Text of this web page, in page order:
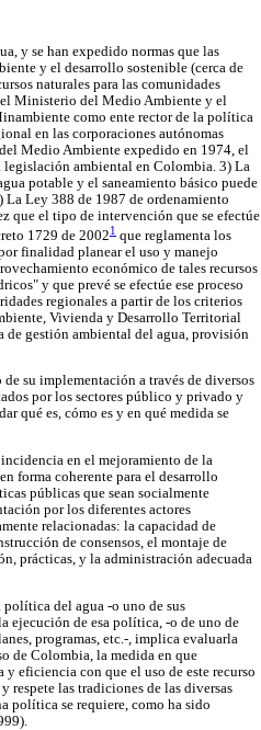
y se han expedido normas que las
y el desarrollo sostenible (cerca de
naturales para las comunidades
Ministerio del Medio Ambiente y el
como ente rector de la política
en las corporaciones autónomas
Medio Ambiente expedido en 1974, el
ambiental en Colombia. 3) La
potable y el saneamiento básico puede
La Ley 388 de 1987 de ordenamiento
que el tipo de intervención que se efectúe
1729 de 20021 que reglamenta los
finalidad planear el uso y manejo
económico de tales recursos
y que prevé se efectúe ese proceso
regionales a partir de los criterios
Vivienda y Desarrollo Territorial
de gestión ambiental del agua, provisión
su implementación a través de diversos
por los sectores público y privado y
qué es, cómo es y en qué medida se
en el mejoramiento de la
forma coherente para el desarrollo
públicas que sean socialmente
por los diferentes actores
relacionadas: la capacidad de
de consensos, el montaje de
prácticas, y la administración adecuada
política del agua -o uno de sus
ejecución de esa política, -o de uno de
programas, etc.-, implica evaluarla
de Colombia, la medida en que
eficiencia con que el uso de este recurso
las tradiciones de las diversas
política se requiere, como ha sido